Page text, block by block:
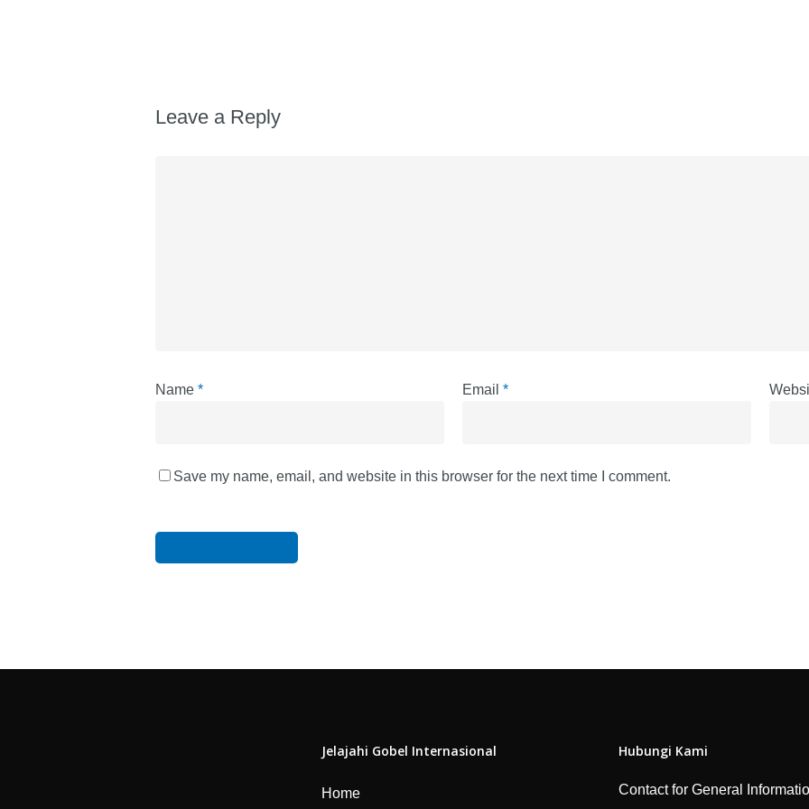
Leave a Reply
Name * Email *
Save my name, email, and website in this browser for the next time I comment.
Jelajahi Gobel Internasional
Home
Hubungi Kami
Contact for General